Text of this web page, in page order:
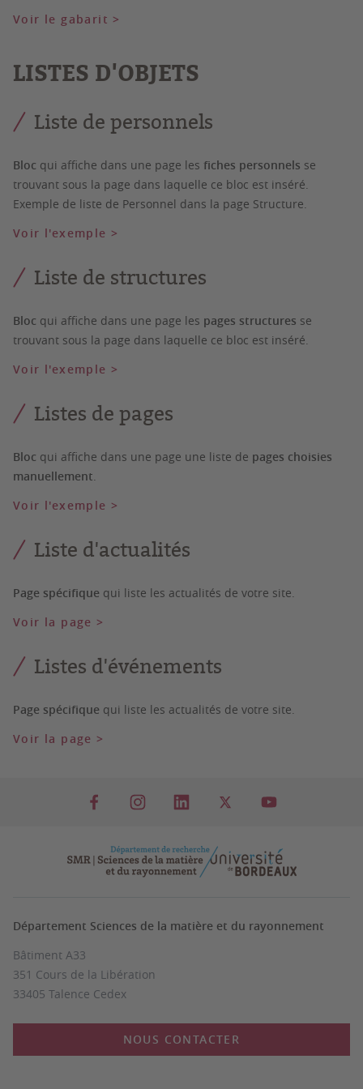
Voir le gabarit >
LISTES D'OBJETS
Liste de personnels
Bloc qui affiche dans une page les fiches personnels se
trouvant sous la page dans laquelle ce bloc est inséré.
Exemple de liste de Personnel dans la page Structure.
Voir l'exemple >
Liste de structures
Bloc qui affiche dans une page les pages structures se
trouvant sous la page dans laquelle ce bloc est inséré.
Voir l'exemple >
Listes de pages
Bloc qui affiche dans une page une liste de pages choisies
manuellement.
Voir l'exemple >
Liste d'actualités
Page spécifique qui liste les actualités de votre site.
Voir la page >
Listes d'événements
Page spécifique qui liste les actualités de votre site.
Voir la page >
Département Sciences de la matière et du rayonnement
Bâtiment A33
351 Cours de la Libération
33405 Talence Cedex
NOUS CONTACTER